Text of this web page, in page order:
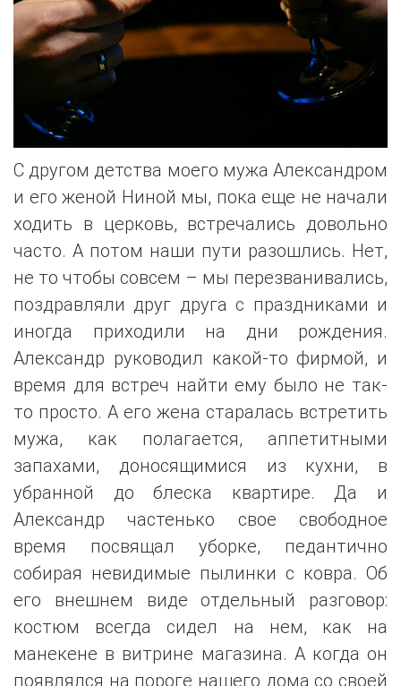
С другом детства моего мужа Александром
и его женой Ниной мы, пока еще не начали
ходить в церковь, встречались довольно
часто. А потом наши пути разошлись. Нет,
не то чтобы совсем – мы перезванивались,
поздравляли друг друга с праздниками и
иногда приходили на дни рождения.
Александр руководил какой-то фирмой, и
время для встреч найти ему было не так-
то просто. А его жена старалась встретить
мужа, как полагается, аппетитными
запахами, доносящимися из кухни, в
убранной до блеска квартире. Да и
Александр частенько свое свободное
время посвящал уборке, педантично
собирая невидимые пылинки с ковра. Об
его внешнем виде отдельный разговор:
костюм всегда сидел на нем, как на
манекене в витрине магазина. А когда он
появлялся на пороге нашего дома со своей